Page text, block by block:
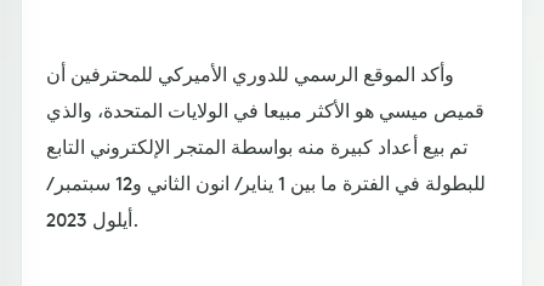
وأكد الموقع الرسمي للدوري الأميركي للمحترفين أن
قميص ميسي هو الأكثر مبيعا في الولايات المتحدة، والذي
تم بيع أعداد كبيرة منه بواسطة المتجر الإلكتروني التابع
للبطولة في الفترة ما بين 1 يناير/ انون الثاني و12 سبتمبر/
أيلول 2023.